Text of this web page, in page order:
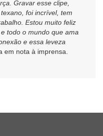
Gravar esse clipe,
foi incrível, tem
Estou muito feliz
todo o mundo que ama
e essa leveza
em nota à imprensa.